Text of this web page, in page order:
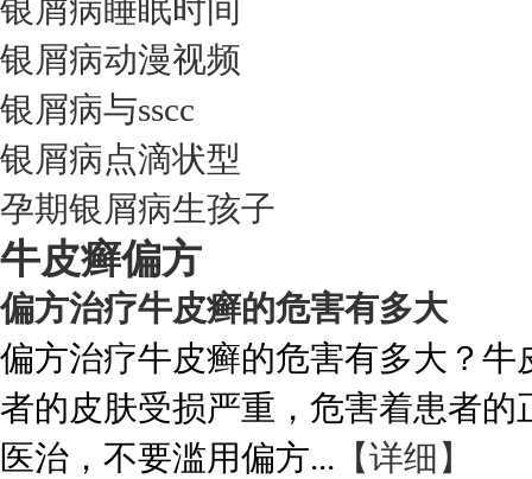
银屑病睡眠时间
银屑病动漫视频
银屑病与sscc
银屑病点滴状型
孕期银屑病生孩子
牛皮癣偏方
偏方治疗牛皮癣的危害有多大
偏方治疗牛皮癣的危害有多大？
者的皮肤受损严重，危害着患者
医治，不要滥用偏方... 【详细】